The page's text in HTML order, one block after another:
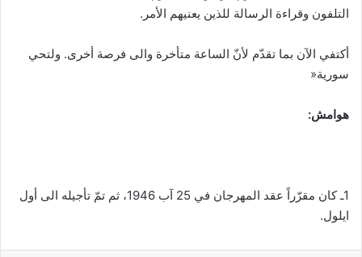
التلفون وقراءة الرسالة للذين يعنيهم الأمر.
أكتفي الآن بما تقدّم لأنّ الساعة متأخرة والى فرصة أخرى. ولتحي
سورية«
هوامش:
1ـ كان مقرّراً عقد المهرجان في 25 آب 1946، ثم تمّ تأجيله الى أول
ايلول.